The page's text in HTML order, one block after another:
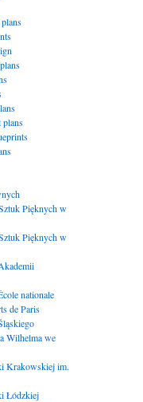
Pięknych w
Pięknych w
nationale
de Paris
Wilhelma we
Krakowskiej im.
Łódzkiej